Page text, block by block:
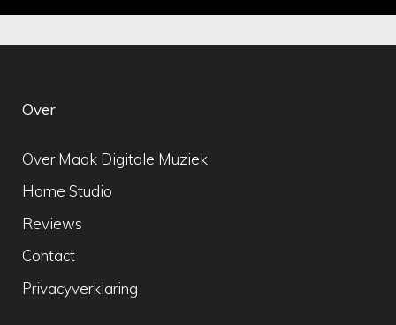
Over
Over Maak Digitale Muziek
Home Studio
Reviews
Contact
Privacyverklaring